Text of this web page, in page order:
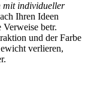
mit individueller
Ihren Ideen
betr.
und der Farbe
verlieren,